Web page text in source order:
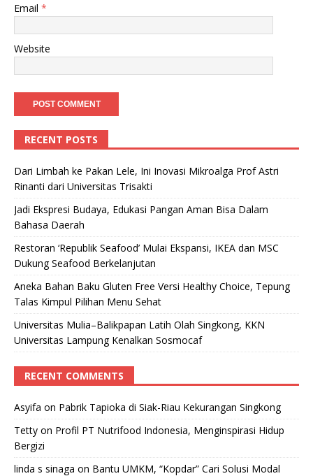
Email *
Website
RECENT POSTS
Dari Limbah ke Pakan Lele, Ini Inovasi Mikroalga Prof Astri
Rinanti dari Universitas Trisakti
Jadi Ekspresi Budaya, Edukasi Pangan Aman Bisa Dalam
Bahasa Daerah
Restoran ‘Republik Seafood’ Mulai Ekspansi, IKEA dan MSC
Dukung Seafood Berkelanjutan
Aneka Bahan Baku Gluten Free Versi Healthy Choice, Tepung
Talas Kimpul Pilihan Menu Sehat
Universitas Mulia–Balikpapan Latih Olah Singkong, KKN
Universitas Lampung Kenalkan Sosmocaf
RECENT COMMENTS
Asyifa on Pabrik Tapioka di Siak-Riau Kekurangan Singkong
Tetty on Profil PT Nutrifood Indonesia, Menginspirasi Hidup
Bergizi
linda s sinaga on Bantu UMKM, “Kopdar” Cari Solusi Modal